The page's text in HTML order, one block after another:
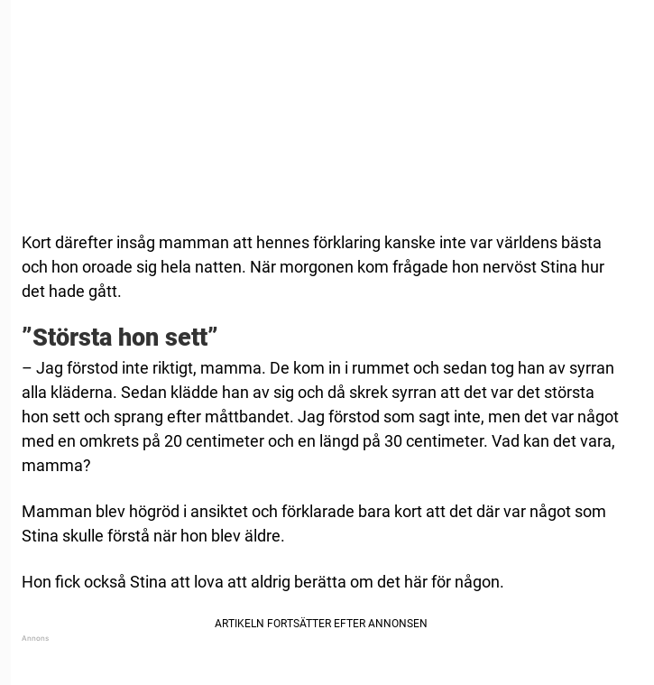
Kort därefter insåg mamman att hennes förklaring kanske inte var världens bästa
och hon oroade sig hela natten. När morgonen kom frågade hon nervöst Stina hur
det hade gått.
”Största hon sett”
– Jag förstod inte riktigt, mamma. De kom in i rummet och sedan tog han av syrran
alla kläderna. Sedan klädde han av sig och då skrek syrran att det var det största
hon sett och sprang efter måttbandet. Jag förstod som sagt inte, men det var något
med en omkrets på 20 centimeter och en längd på 30 centimeter. Vad kan det vara,
mamma?
Mamman blev högröd i ansiktet och förklarade bara kort att det där var något som
Stina skulle förstå när hon blev äldre.
Hon fick också Stina att lova att aldrig berätta om det här för någon.